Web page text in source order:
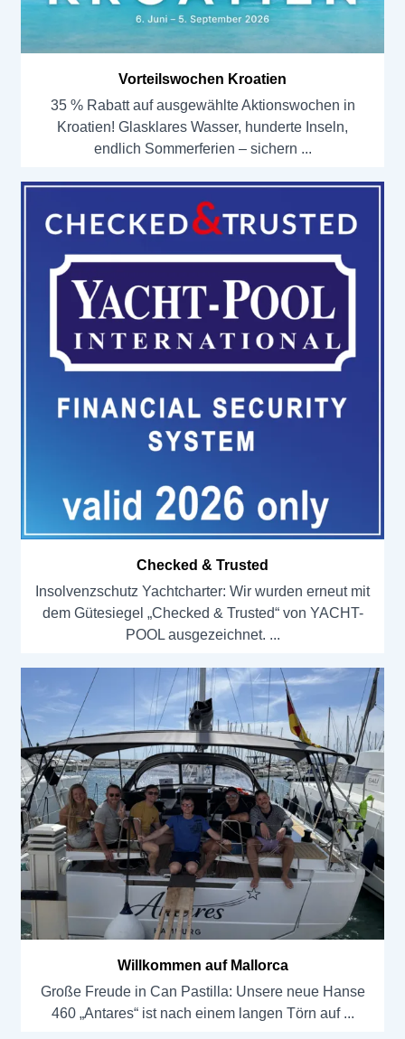
Vorteilswochen Kroatien
35 % Rabatt auf ausgewählte Aktionswochen in
Kroatien! Glasklares Wasser, hunderte Inseln,
endlich Sommerferien – sichern
Checked & Trusted
Insolvenzschutz Yachtcharter: Wir wurden erneut mit
dem Gütesiegel „Checked & Trusted“ von YACHT-
POOL ausgezeichnet.
Willkommen auf Mallorca
Große Freude in Can Pastilla: Unsere neue Hanse
460 „Antares“ ist nach einem langen Törn auf